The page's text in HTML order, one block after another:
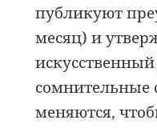
публикуют
месяц) и
сомнительные
меняются,